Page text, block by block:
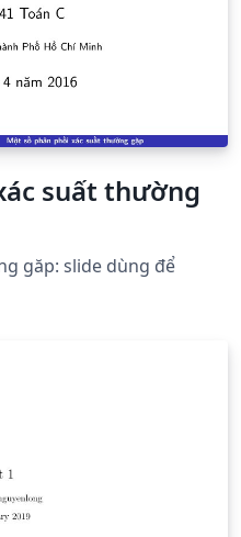
suất thường
găp: slide dùng để